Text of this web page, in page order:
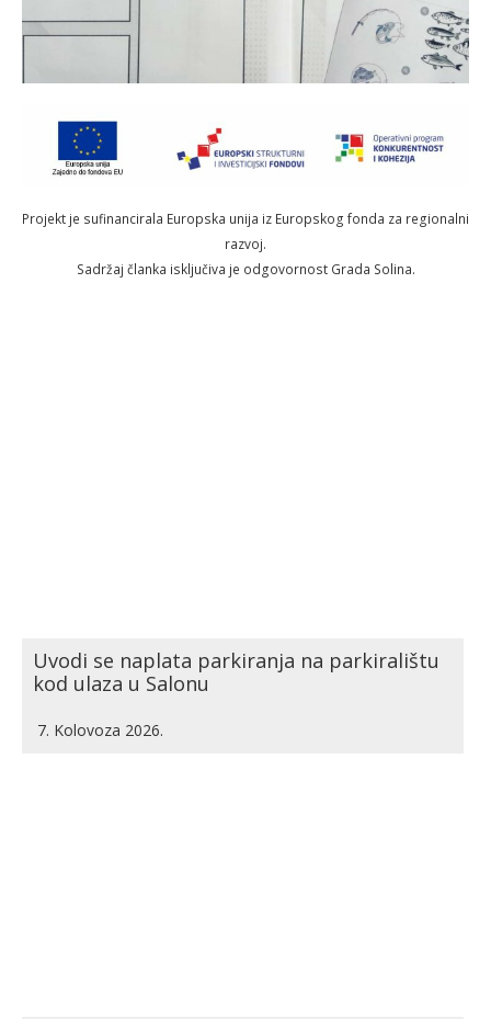
Projekt je sufinancirala Europska unija iz Europskog fonda za regionalni
razvoj.
Sadržaj članka isključiva je odgovornost Grada Solina.
Uvodi se naplata parkiranja na parkiralištu
kod ulaza u Salonu
7. Kolovoza 2026.